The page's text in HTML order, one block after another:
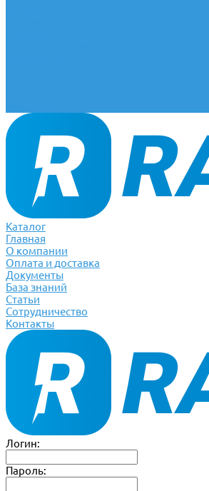
Каталог
Главная
О компании
Оплата и доставка
Документы
База знаний
Статьи
Сотрудничество
Контакты
Логин:
Пароль: